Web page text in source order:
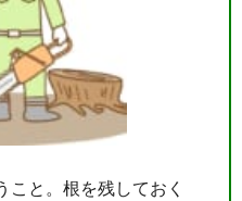
と。根を残しておく